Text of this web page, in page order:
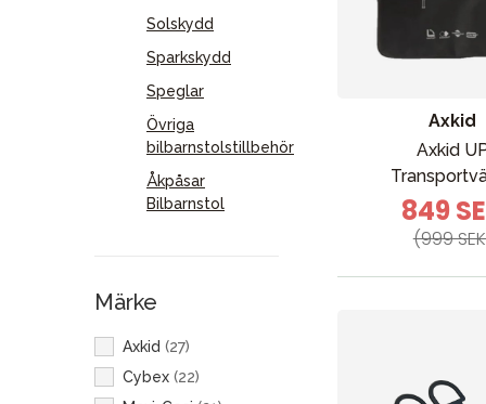
Solskydd
Sparkskydd
Speglar
Övriga
bilbarnstolstillbehör
Åkpåsar
Bilbarnstol
Märke
Axkid (27)
Cybex (22)
Axkid
Axkid
849
(999